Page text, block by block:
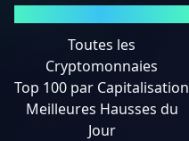
Toutes les
Cryptomonnaies
Top 100 par Capitalisation
Meilleures Hausses du
Jour